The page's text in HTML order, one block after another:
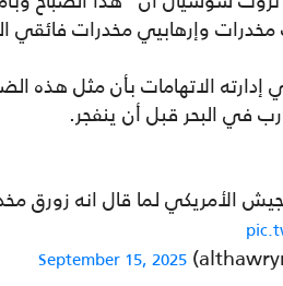
مخدرات وإرهابيي مخدرات فائقي
إدارته الاتهامات بأن مثل هذه
في البحر قبل أن ينفجر.
الأمريكي لما قال انه زورق
September 15, 2025